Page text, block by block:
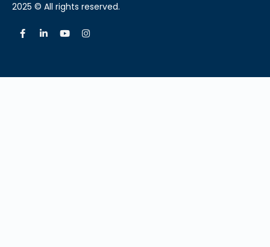
2025 © All rights reserved.